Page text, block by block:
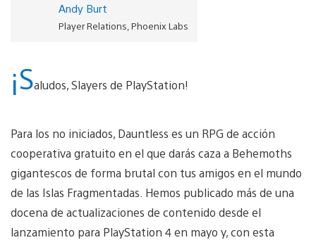
Andy Burt
Player Relations, Phoenix Labs
¡Saludos, Slayers de PlayStation!
Para los no iniciados, Dauntless es un RPG de acción
cooperativa gratuito en el que darás caza a Behemoths
gigantescos de forma brutal con tus amigos en el mundo
de las Islas Fragmentadas. Hemos publicado más de una
docena de actualizaciones de contenido desde el
lanzamiento para PlayStation 4 en mayo y, con esta